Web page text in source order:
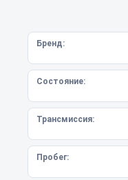
Бренд:
Состояние:
Трансмиссия:
Пробег: